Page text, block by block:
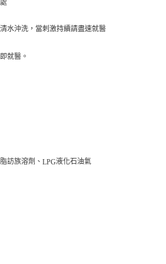
水沖洗，當刺激持續請盡速就醫
就醫。
訪族溶劑、 LPG液化石油氣